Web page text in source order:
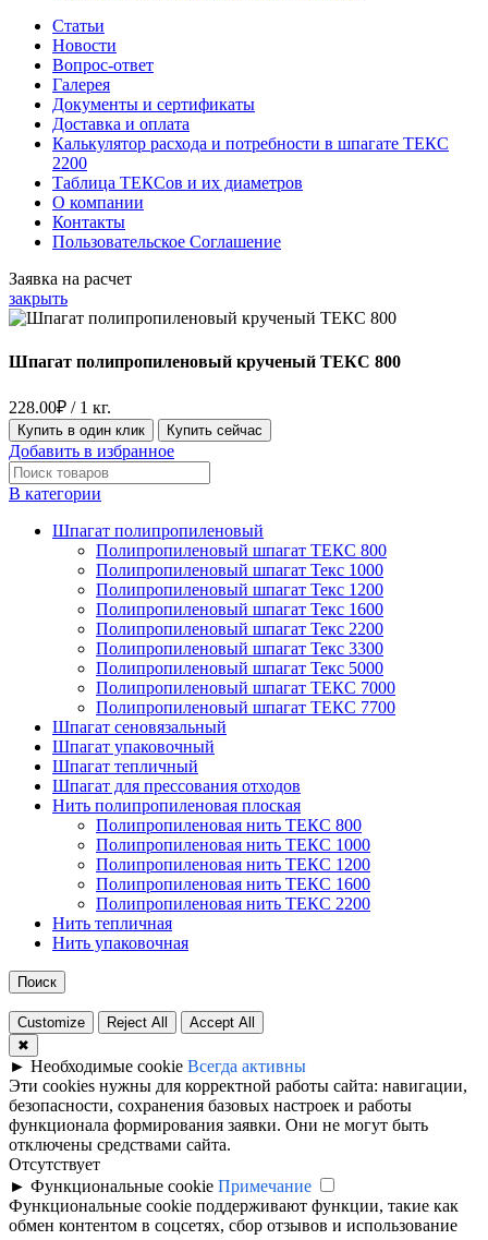
Статьи
Новости
Вопрос-ответ
Галерея
Документы и сертификаты
Доставка и оплата
Калькулятор расхода и потребности в шпагате ТЕКС
2200
Таблица ТЕКСов и их диаметров
О компании
Контакты
Пользовательское Соглашение
Заявка на расчет
закрыть
Шпагат полипропиленовый крученый ТЕКС 800
228.00₽ / 1 кг.
Купить в один клик Купить сейчас
Добавить в избранное
В категории
Шпагат полипропиленовый
Полипропиленовый шпагат ТЕКС 800
Полипропиленовый шпагат Текс 1000
Полипропиленовый шпагат Текс 1200
Полипропиленовый шпагат Текс 1600
Полипропиленовый шпагат Текс 2200
Полипропиленовый шпагат Текс 3300
Полипропиленовый шпагат Текс 5000
Полипропиленовый шпагат ТЕКС 7000
Полипропиленовый шпагат ТЕКС 7700
Шпагат сеновязальный
Шпагат упаковочный
Шпагат тепличный
Шпагат для прессования отходов
Нить полипропиленовая плоская
Полипропиленовая нить ТЕКС 800
Полипропиленовая нить ТЕКС 1000
Полипропиленовая нить ТЕКС 1200
Полипропиленовая нить ТЕКС 1600
Полипропиленовая нить ТЕКС 2200
Нить тепличная
Нить упаковочная
Поиск
Customize Reject All
Accept All
✖
► Необходимые cookie Всегда активны
Эти cookies нужны для корректной работы сайта: навигации,
безопасности, сохранения базовых настроек и работы
функционала формирования заявки. Они не могут быть
отключены средствами сайта.
Отсутствует
► Функциональные cookie Примечание
Функциональные cookie поддерживают функции, такие как
обмен контентом в соцсетях, сбор отзывов и использование